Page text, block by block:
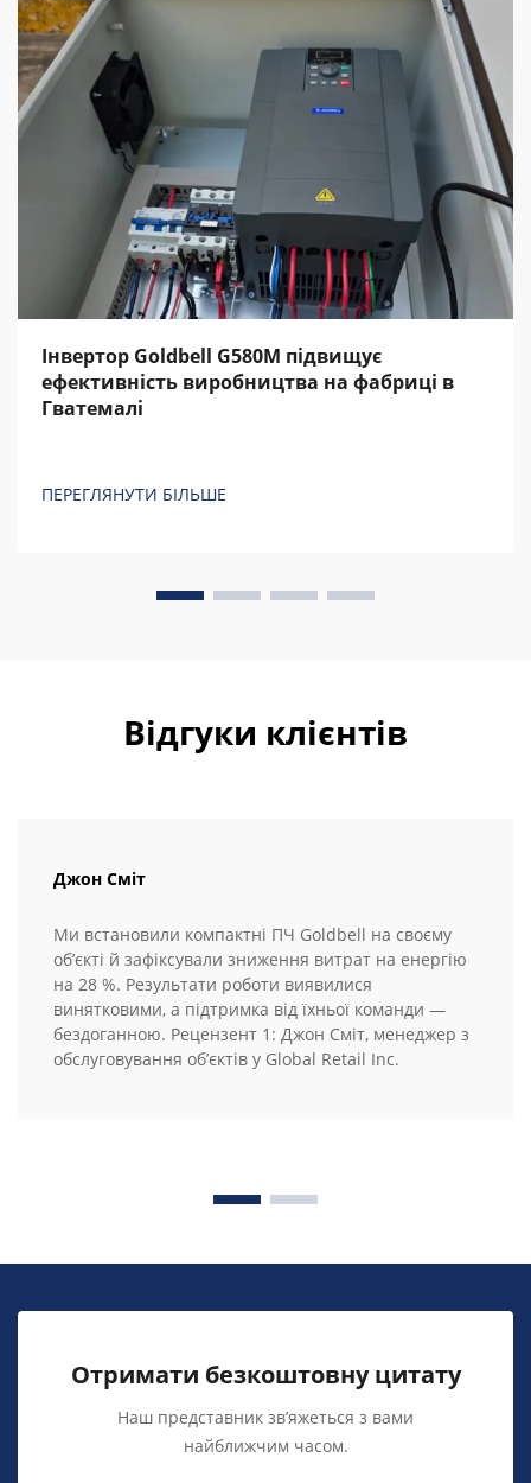
Інвертор Goldbell G580M підвищує
ефективність виробництва на фабриці в
Гватемалі
ПЕРЕГЛЯНУТИ БІЛЬШЕ
Відгуки клієнтів
Джон Сміт
Ми встановили компактні ПЧ Goldbell на своєму
об’єкті й зафіксували зниження витрат на енергію
на 28 %. Результати роботи виявилися
винятковими, а підтримка від їхньої команди —
бездоганною. Рецензент 1: Джон Сміт, менеджер з
обслуговування об’єктів у Global Retail Inc.
Отримати безкоштовну цитату
Наш представник зв’яжеться з вами
найближчим часом.